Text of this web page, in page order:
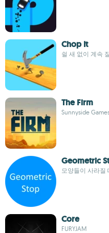
Chop It
쉴 새 없이 계속
The Firm
Sunnyside
Geometric
모양들이 사라질
Core
FURYJAM